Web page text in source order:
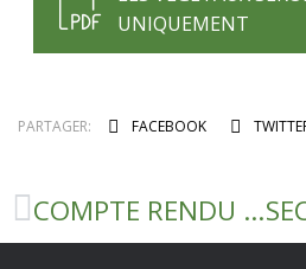
UNIQUEMENT
PARTAGER: FACEBOOK
COMPTE RENDU CONSEIL MUNICIPAL DU 25 MAI 2020